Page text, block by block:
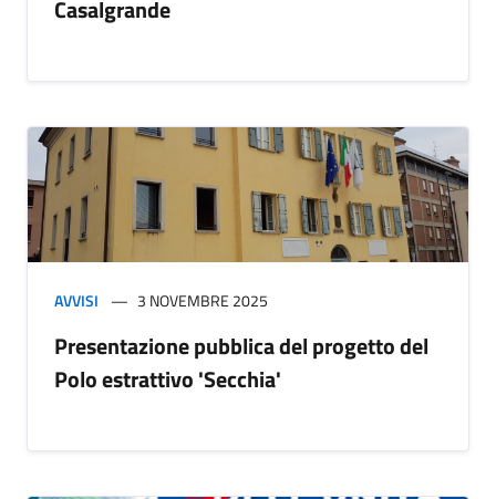
Casalgrande
AVVISI 3 NOVEMBRE 2025
Presentazione pubblica del progetto del
Polo estrattivo 'Secchia'